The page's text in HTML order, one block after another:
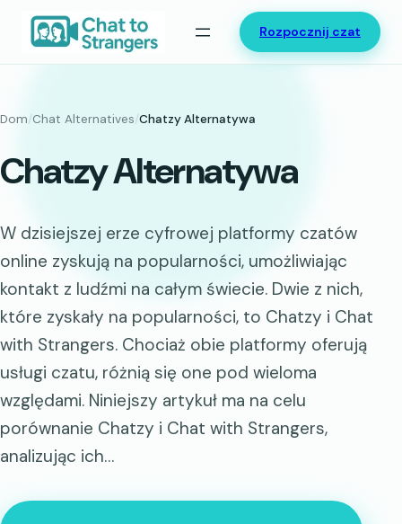
Przejdź
Rozpocznij czat
Dom/Chat Alternatives/Chatzy Alternatywa
Chatzy Alternatywa
W dzisiejszej erze cyfrowej platformy czatów
online zyskują na popularności, umożliwiając
kontakt z ludźmi na całym świecie. Dwie z nich,
które zyskały na popularności, to Chatzy i Chat
with Strangers. Chociaż obie platformy oferują
usługi czatu, różnią się one pod wieloma
względami. Niniejszy artykuł ma na celu
porównanie Chatzy i Chat with Strangers,
analizując ich…